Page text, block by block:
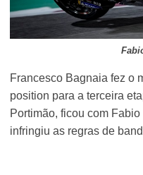
Francesco Bagnaia fez o
position para a terceira
Portimão, ficou com
infringiu as regras de